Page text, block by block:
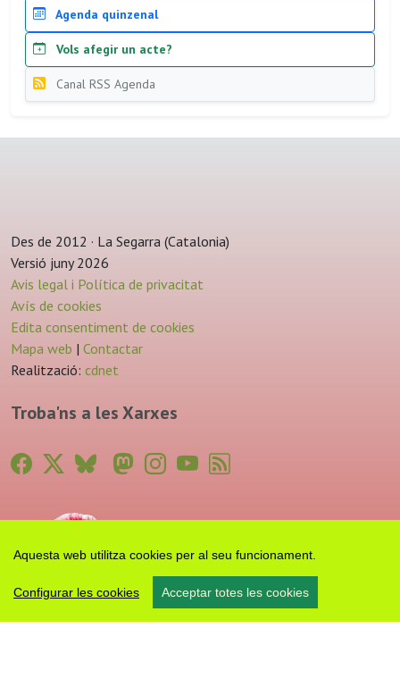
Aquesta web utilitza cookies per al seu funcionament.
Configurar les cookies Acceptar totes les cookies
Agenda quinzenal
Vols afegir un acte?
Canal RSS Agenda
Des de 2012 · La Segarra (Catalonia)
Versió juny 2026
Avis legal i Política de privacitat
Avís de cookies
Edita consentiment de cookies
Mapa web | Contactar
Realització: cdnet
Troba'ns a les Xarxes